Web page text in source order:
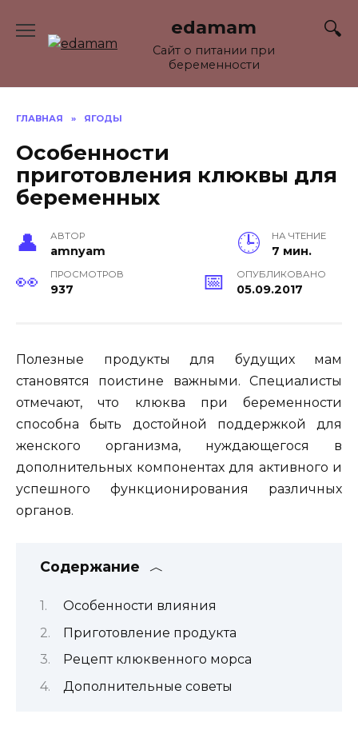
содержанию
edamam
Сайт о питании при
беременности
ГЛАВНАЯ » ЯГОДЫ
Особенности
приготовления клюквы для
беременных
АВТОР
amnyam
НА ЧТЕНИЕ
7 мин.
ПРОСМОТРОВ
937
ОПУБЛИКОВАНО
05.09.2017
Полезные продукты для будущих мам
становятся поистине важными. Специалисты
отмечают, что клюква при беременности
способна быть достойной поддержкой для
женского организма, нуждающегося в
дополнительных компонентах для активного и
успешного функционирования различных
органов.
Содержание
Особенности влияния
Приготовление продукта
Рецепт клюквенного морса
Дополнительные советы